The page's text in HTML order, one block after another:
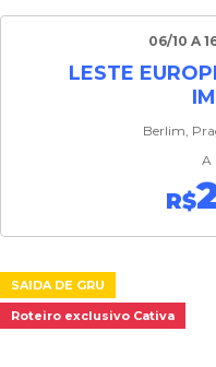
06/10 A
LESTE
Berlim,
A
R$
SAIDA DE GRU
Roteiro exclusivo Cativa